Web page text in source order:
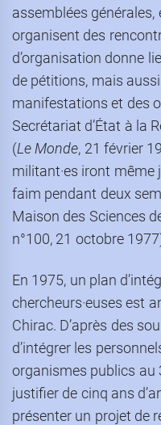
assemblées générales,
organisent des
d’organisation donne
de pétitions, mais
manifestations et des
Secrétariat d’État à la
(Le Monde, 21 février
militant·es iront même
faim pendant deux
Maison des Sciences
n°100, 21 octobre
En 1975, un plan
chercheurs·euses est
Chirac. D’après des
d’intégrer les
organismes publics au
justifier de cinq ans
présenter un projet de